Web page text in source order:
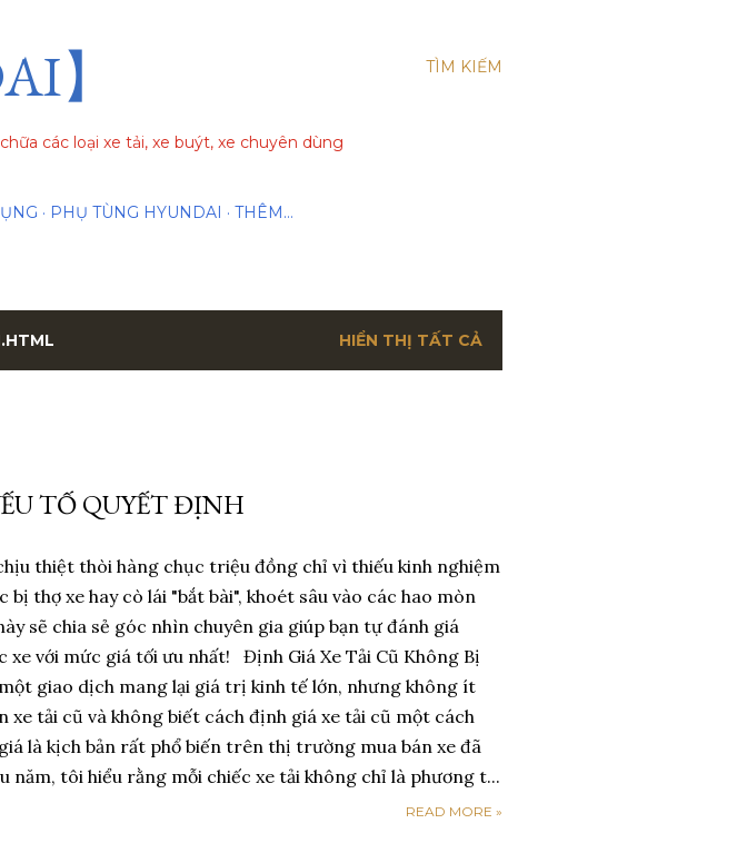
TÌM KIẾM
】
các loại xe tải, xe buýt, xe chuyên dùng
PHỤ TÙNG HYUNDAI THÊM…
HIỂN THỊ TẤT CẢ
TỐ QUYẾT ĐỊNH
thiệt thòi hàng chục triệu đồng chỉ vì thiếu kinh nghiệm
thợ xe hay cò lái "bắt bài", khoét sâu vào các hao mòn
sẽ chia sẻ góc nhìn chuyên gia giúp bạn tự đánh giá
với mức giá tối ưu nhất! Định Giá Xe Tải Cũ Không Bị
giao dịch mang lại giá trị kinh tế lớn, nhưng không ít
tải cũ và không biết cách định giá xe tải cũ một cách
là kịch bản rất phổ biến trên thị trường mua bán xe đã
tôi hiểu rằng mỗi chiếc xe tải không chỉ là phương t...
READ MORE »